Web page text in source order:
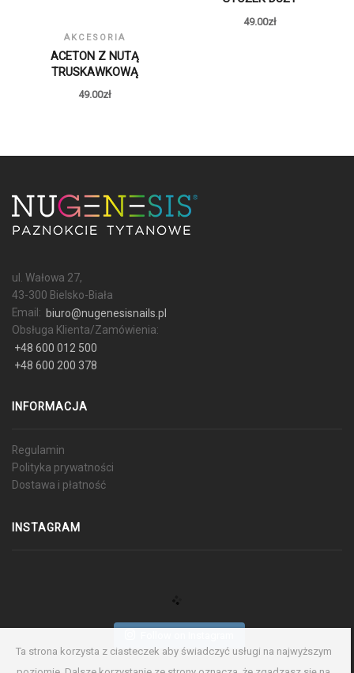
Ta strona korzysta z ciasteczek aby świadczyć usługi na najwyższym
AKCESORIA
ACETON Z NUTĄ
TRUSKAWKOWĄ
49.00zł
49.00zł
ul. Wałowa 27,
43-300 Bielsko-Biała
Email: biuro@nugenesisnails.pl
Obsługa Klienta/Zamówienia:
+48 600 012 500
+48 600 200 378
INFORMACJA
Regulamin
Polityka prywatności
Dostawa i płatność
INSTAGRAM